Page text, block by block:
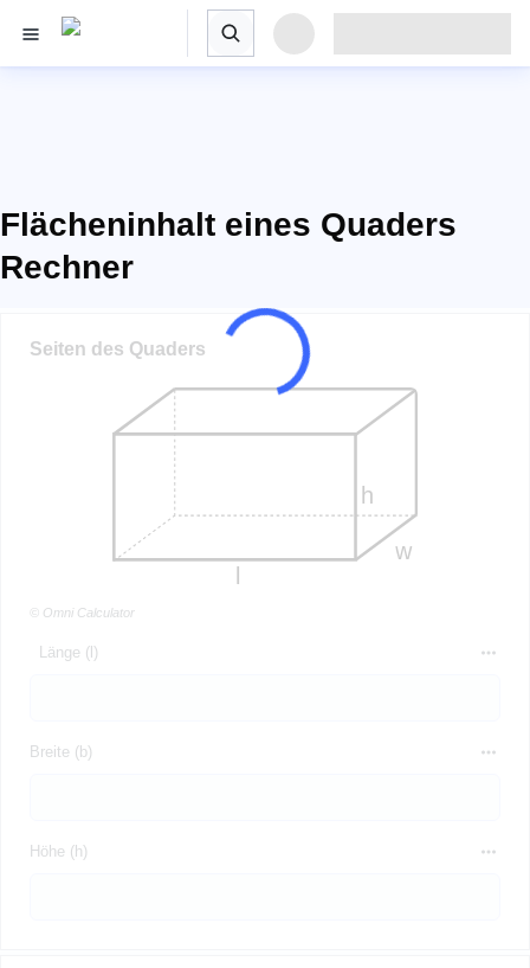
Flächeninhalt eines Quaders
Rechner
Seiten des Quaders
© Omni Calculator
Länge (l)
Breite (b)
Höhe (h)